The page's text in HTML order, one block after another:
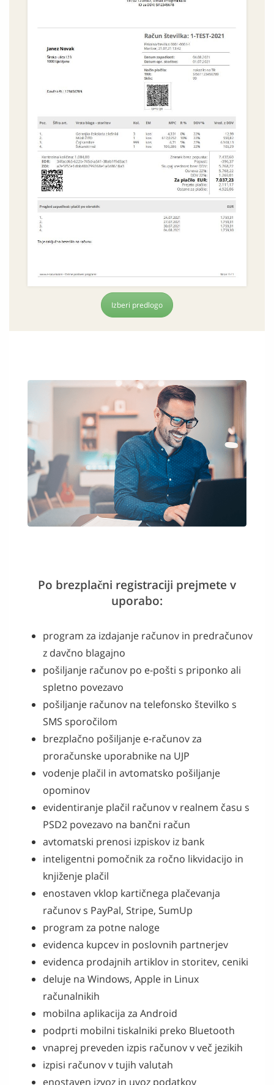
Izberi predlogo
Po brezplačni registraciji prejmete v
uporabo:
program za izdajanje računov in predračunov
z davčno blagajno
pošiljanje računov po e-pošti s priponko ali
spletno povezavo
pošiljanje računov na telefonsko številko s
SMS sporočilom
brezplačno pošiljanje e-računov za
proračunske uporabnike na UJP
vodenje plačil in avtomatsko pošiljanje
opominov
evidentiranje plačil računov v realnem času s
PSD2 povezavo na bančni račun
avtomatski prenosi izpiskov iz bank
inteligentni pomočnik za ročno likvidacijo in
knjiženje plačil
enostaven vklop kartičnega plačevanja
računov s PayPal, Stripe, SumUp
program za potne naloge
evidenca kupcev in poslovnih partnerjev
evidenca prodajnih artiklov in storitev, ceniki
deluje na Windows, Apple in Linux
računalnikih
mobilna aplikacija za Android
podprti mobilni tiskalniki preko Bluetooth
vnaprej preveden izpis računov v več jezikih
izpisi računov v tujih valutah
enostaven izvoz in uvoz podatkov